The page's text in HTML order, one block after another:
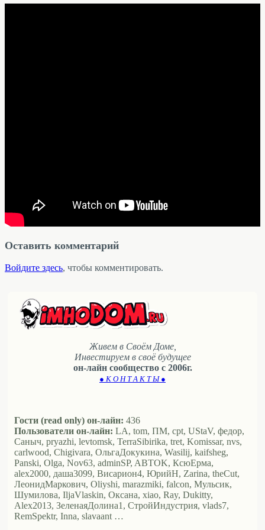
Оставить комментарий
Войдите здесь, чтобы комментировать.
Живем в Своём Доме,
Инвестируем в своё будущее
он-лайн сообщество с 2006г.
● К О Н Т А К Т Ы ●
Гости (read only) он-лайн: 436
Пользователи он-лайн: LA, tom, ПМ, cpt, UStaV, федор,
Саныч, pryazhi, levtomsk, TerraSibirika, tret, Komissar, nvs,
carlwood, Chigivara, ОльгаДокукина, Wasilij, kaifsheg,
Panski, Olga, Nov63, adminSP, ABTOK, КсюЕрма,
alex2000, даша3099, Висариoн4, ЮрийН, Zarina, theCut,
ЛеонидМаркович, Oliyshi, marazmiki, falcon, Мульсик,
Шумилова, IljaVlaskin, Оксана, xiao, Ray, Dukitty,
Alex2013, ЗеленаяДолина1, СтройИндустрия, vlads7,
RemSpektr, Inna, slavaant …